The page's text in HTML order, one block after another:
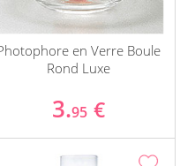
en Verre Boule
Rond Luxe
3.95 €